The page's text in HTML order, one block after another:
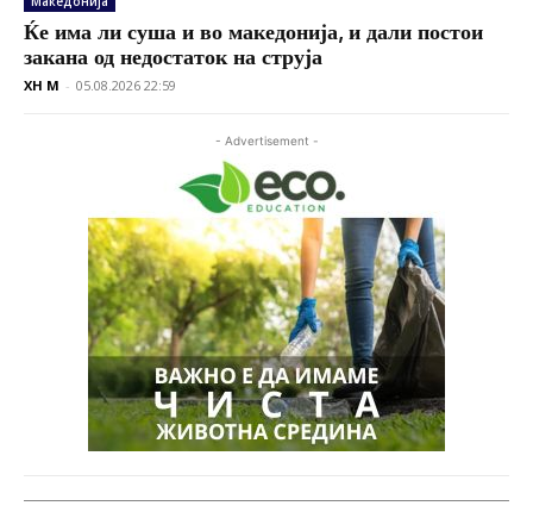
Ќе има ли суша и во македонија, и дали постои
закана од недостаток на струја
XH M - 05.08.2026 22:59
- Advertisement -